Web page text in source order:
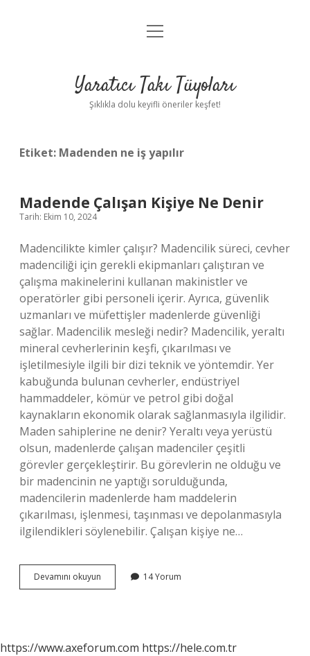
Anasayfa
Yasal Uyarı
menüyü
Yaratıcı Takı Tüyoları
Şıklıkla dolu keyifli öneriler keşfet!
Etiket: Madenden ne iş yapılır
Madende Çalışan Kişiye Ne Denir
Tarih: Ekim 10, 2024
Madencilikte kimler çalışır? Madencilik süreci, cevher
madenciliği için gerekli ekipmanları çalıştıran ve
çalışma makinelerini kullanan makinistler ve
operatörler gibi personeli içerir. Ayrıca, güvenlik
uzmanları ve müfettişler madenlerde güvenliği
sağlar. Madencilik mesleği nedir? Madencilik, yeraltı
mineral cevherlerinin keşfi, çıkarılması ve
işletilmesiyle ilgili bir dizi teknik ve yöntemdir. Yer
kabuğunda bulunan cevherler, endüstriyel
hammaddeler, kömür ve petrol gibi doğal
kaynakların ekonomik olarak sağlanmasıyla ilgilidir.
Maden sahiplerine ne denir? Yeraltı veya yerüstü
olsun, madenlerde çalışan madenciler çeşitli
görevler gerçekleştirir. Bu görevlerin ne olduğu ve
bir madencinin ne yaptığı sorulduğunda,
madencilerin madenlerde ham maddelerin
çıkarılması, işlenmesi, taşınması ve depolanmasıyla
ilgilendikleri söylenebilir. Çalışan kişiye ne…
Devamını okuyun Madende
Çalışan
14 Yorum
https://www.axeforum.com https://hele.com.tr